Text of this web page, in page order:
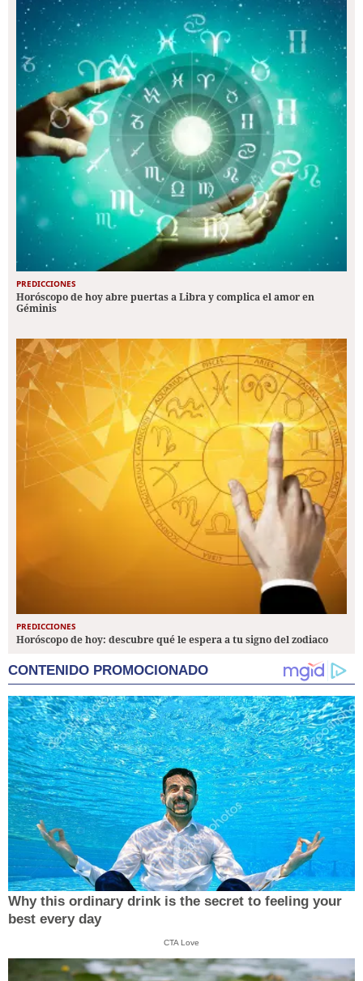
PREDICCIONES
Horóscopo de hoy abre puertas a Libra y complica el amor en
Géminis
PREDICCIONES
Horóscopo de hoy: descubre qué le espera a tu signo del zodiaco
CONTENIDO PROMOCIONADO
Why this ordinary drink is the secret to feeling your
best every day
CTA Love